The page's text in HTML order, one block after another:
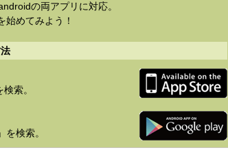
の両アプリに対応。
始めてみよう！
索。
検索。